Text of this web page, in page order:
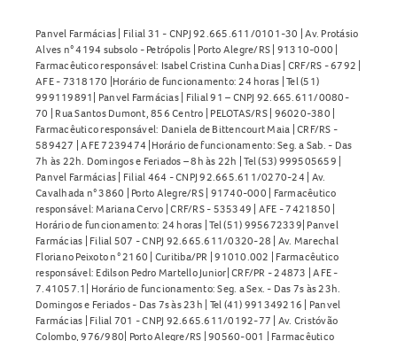
tratamento de infecções bacterianas!
Panvel Farmácias | Filial 31 - CNPJ 92.665.611/0101-30 | Av. Protásio
Alves n° 4194 subsolo - Petrópolis | Porto Alegre/RS | 91310-000 |
Farmacêutico responsável: Isabel Cristina Cunha Dias | CRF/RS - 6792 |
AFE - 7318170 |Horário de funcionamento: 24 horas | Tel (51)
999119891| Panvel Farmácias | Filial 91 – CNPJ 92.665.611/0080-
70 | Rua Santos Dumont, 856 Centro | PELOTAS/RS | 96020-380 |
Farmacêutico responsável: Daniela de Bittencourt Maia | CRF/RS -
589427 | AFE 7239474 |Horário de funcionamento: Seg. a Sab. - Das
7h às 22h. Domingos e Feriados – 8h às 22h | Tel (53) 999505659 |
Panvel Farmácias | Filial 464 - CNPJ 92.665.611/0270-24 | Av.
Cavalhada n° 3860 | Porto Alegre/RS | 91740-000 | Farmacêutico
responsável: Mariana Cervo | CRF/RS - 535349 | AFE - 7421850 |
Horário de funcionamento: 24 horas | Tel (51) 995672339| Panvel
Farmácias | Filial 507 - CNPJ 92.665.611/0320-28 | Av. Marechal
Floriano Peixoto n° 2160 | Curitiba/PR | 91010.002 | Farmacêutico
responsável: Edilson Pedro Martello Junior| CRF/PR - 24873 | AFE -
7.41057.1| Horário de funcionamento: Seg. a Sex. - Das 7s às 23h.
Domingos e Feriados - Das 7s às 23h | Tel (41) 991349216 | Panvel
Farmácias | Filial 701 - CNPJ 92.665.611/0192-77 | Av. Cristóvão
Colombo, 976/980| Porto Alegre/RS | 90560-001 | Farmacêutico